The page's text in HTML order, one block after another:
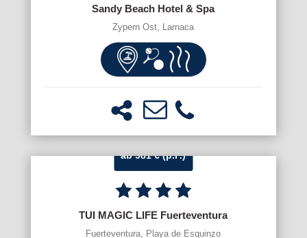
Sandy Beach Hotel & Spa
Zypern Ost, Larnaca
ab 981 € (p.P.)
TUI MAGIC LIFE Fuerteventura
Fuerteventura, Playa de Esquinzo